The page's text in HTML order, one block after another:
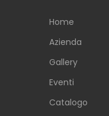
Home
Azienda
Gallery
Eventi
Catalogo